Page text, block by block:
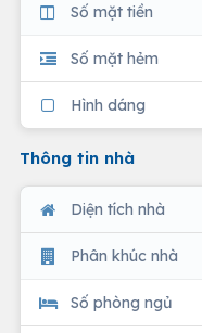
Số mặt tiền
Số mặt hẻm
Hình dáng
Thông tin nhà
Diện tích nhà
Phân khúc nhà
Số phòng ngủ